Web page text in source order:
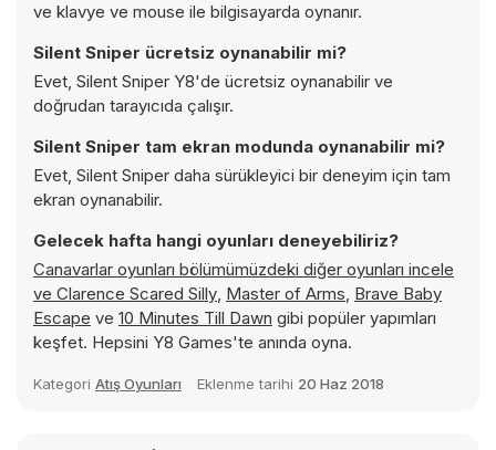
ve klavye ve mouse ile bilgisayarda oynanır.
Silent Sniper ücretsiz oynanabilir mi?
Evet, Silent Sniper Y8'de ücretsiz oynanabilir ve
doğrudan tarayıcıda çalışır.
Silent Sniper tam ekran modunda oynanabilir mi?
Evet, Silent Sniper daha sürükleyici bir deneyim için tam
ekran oynanabilir.
Gelecek hafta hangi oyunları deneyebiliriz?
Canavarlar oyunları bölümümüzdeki diğer oyunları incele
ve Clarence Scared Silly, Master of Arms, Brave Baby
Escape ve 10 Minutes Till Dawn gibi popüler yapımları
keşfet. Hepsini Y8 Games'te anında oyna.
Kategori Atış Oyunları Eklenme tarihi 20 Haz 2018